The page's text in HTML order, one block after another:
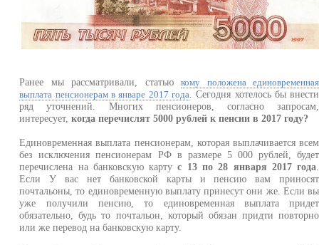
Ранее мы рассматривали, статьюкому положена единовременная
выплата пенсионерам в январе 2017 года. Сегодня хотелось бы внести
ряд уточнений. Многих пенсионеров, согласно запросам,
интересует,когда перечислят 5000 рублей к пенсии в 2017 году?
Единовременная выплата пенсионерам, которая выплачивается всем
без исключения пенсионерам РФ в размере 5 000 рублей, будет
перечислена на банковскую картус 13 по 28 января 2017 года.
Если У вас нет банковской карты и пенсию вам приносят
почтальоны, то единовременную выплату принесут они же. Если вы
уже получили пенсию, то единовременная выплата придет
обязательно, будь то почтальон, который обязан придти повторно
или же перевод на банковскую карту.